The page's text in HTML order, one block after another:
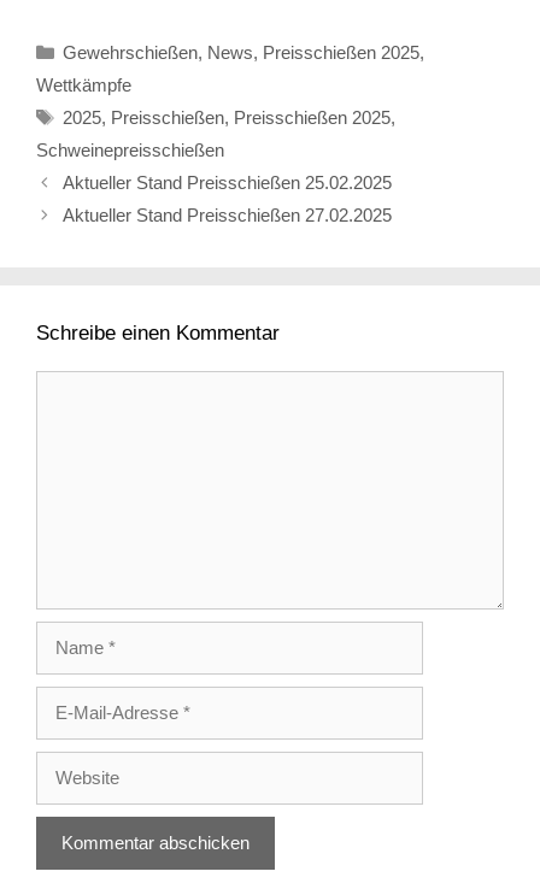
Kategorien
Gewehrschießen, News, Preisschießen 2025,
Wettkämpfe
Schlagwörter
2025, Preisschießen, Preisschießen 2025,
Schweinepreisschießen
Aktueller Stand Preisschießen 25.02.2025
Aktueller Stand Preisschießen 27.02.2025
Schreibe einen Kommentar
Mail-
Adresse